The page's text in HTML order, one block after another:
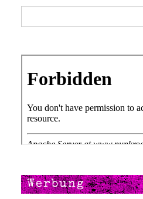
Werbung